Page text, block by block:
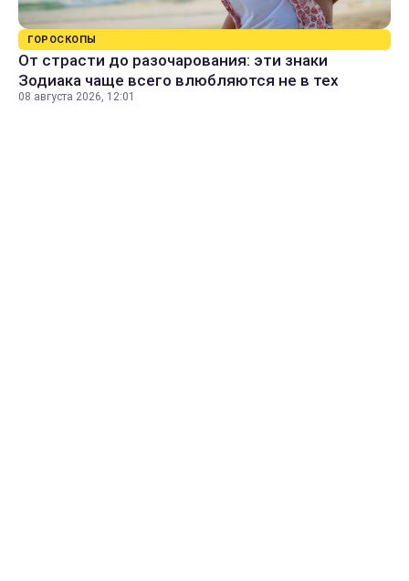
ГОРОСКОПЫ
От страсти до разочарования: эти знаки
Зодиака чаще всего влюбляются не в тех
08 августа 2026, 12:01